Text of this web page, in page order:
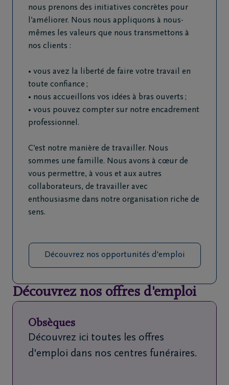
84
46
62
en-
Famenne
+32
61
46
05
Sensenruth
nous prenons des initiatives concrètes pour
l’améliorer. Nous nous appliquons à nous-
mêmes les valeurs que nous transmettons à
nos clients :
• vous avez la liberté de faire votre travail en
toute confiance ;
• nous accueillons vos idées à bras ouverts ;
• vous pouvez compter sur notre encadrement
professionnel.
C’est notre manière de travailler. Nous
sommes une famille. Nous avons à cœur de
vous permettre, à vous et aux autres
collaborateurs, de travailler avec
enthousiasme dans notre organisation riche de
sens.
Découvrez nos opportunités d'emploi
Découvrez nos offres d'emploi
Obsèques
Découvrez ici toutes les offres
d'emploi dans nos centres funéraires.